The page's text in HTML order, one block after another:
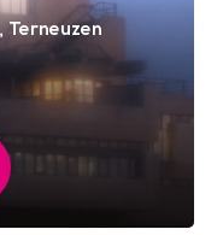
Terneuzen